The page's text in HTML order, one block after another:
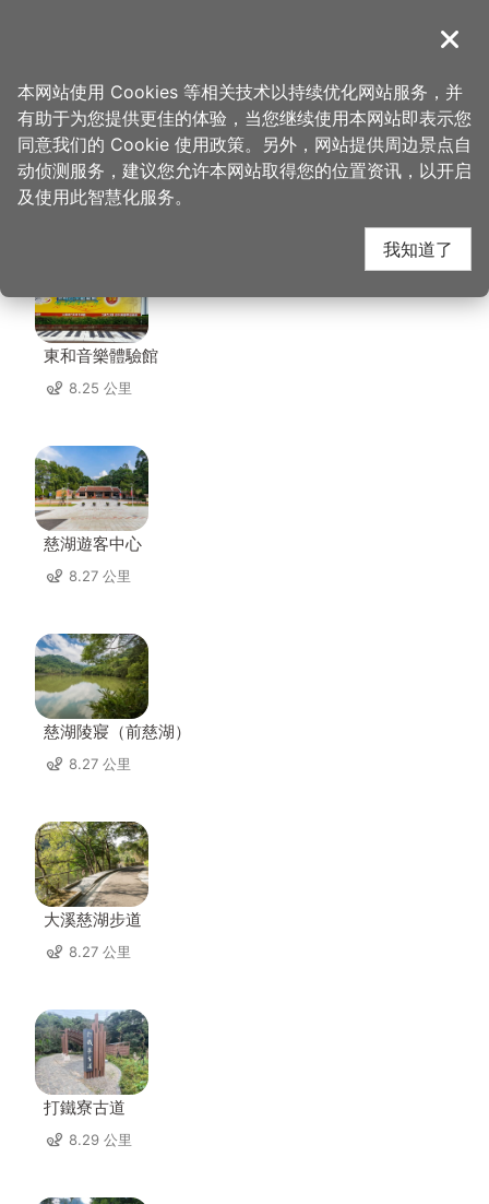
導覽
首页 > 想去的地方 > 住宿 > 中正美学饭店
中正美学饭店 周边景点
東和音樂體驗館
8.25 公里
慈湖遊客中心
8.27 公里
慈湖陵寢（前慈湖）
8.27 公里
大溪慈湖步道
8.27 公里
打鐵寮古道
8.29 公里
关闭
本网站使用 Cookies 等相关技术以持续优化网站服务，并
有助于为您提供更佳的体验，当您继续使用本网站即表示您
同意我们的 Cookie 使用政策。另外，网站提供周边景点自
动侦测服务，建议您允许本网站取得您的位置资讯，以开启
及使用此智慧化服务。
我知道了